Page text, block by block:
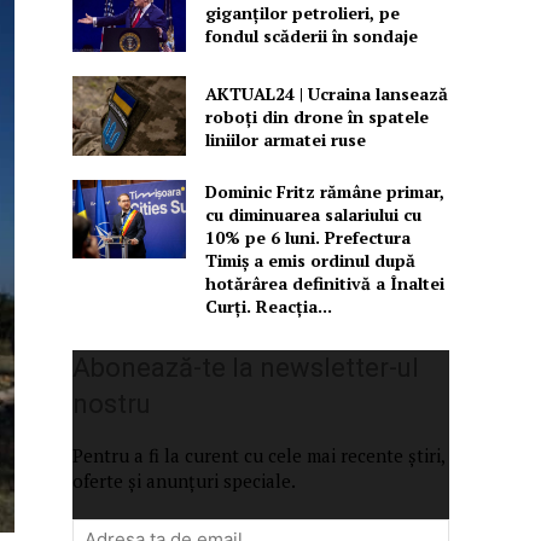
giganților petrolieri, pe
fondul scăderii în sondaje
AKTUAL24 | Ucraina lansează
roboți din drone în spatele
liniilor armatei ruse
Dominic Fritz rămâne primar,
cu diminuarea salariului cu
10% pe 6 luni. Prefectura
Timiș a emis ordinul după
hotărârea definitivă a Înaltei
Curți. Reacția...
Pentru a fi la curent cu cele mai recente știri,
oferte și anunțuri speciale.